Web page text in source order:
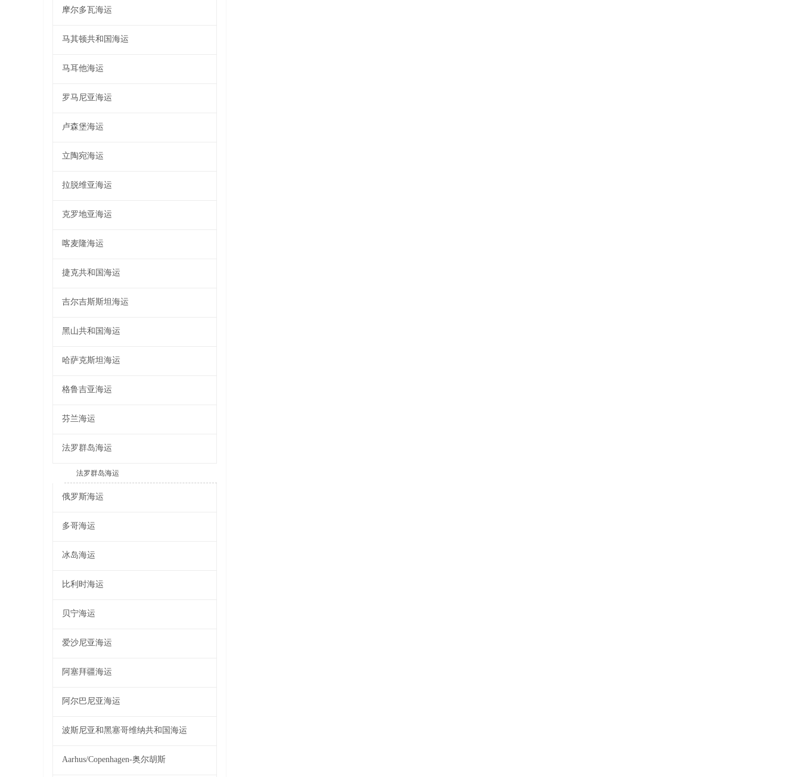
摩尔多瓦海运
马其顿共和国海运
马耳他海运
罗马尼亚海运
卢森堡海运
立陶宛海运
拉脱维亚海运
克罗地亚海运
喀麦隆海运
捷克共和国海运
吉尔吉斯斯坦海运
黑山共和国海运
哈萨克斯坦海运
格鲁吉亚海运
芬兰海运
法罗群岛海运
法罗群岛海运
俄罗斯海运
多哥海运
冰岛海运
比利时海运
贝宁海运
爱沙尼亚海运
阿塞拜疆海运
阿尔巴尼亚海运
波斯尼亚和黑塞哥维纳共和国海运
Aarhus/Copenhagen-奥尔胡斯